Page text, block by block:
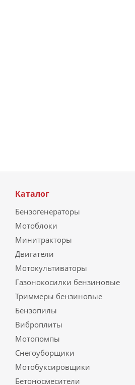
Каталог
Бензогенераторы
Мотоблоки
Минитракторы
Двигатели
Мотокультиваторы
Газонокосилки бензиновые
Триммеры бензиновые
Бензопилы
Виброплиты
Мотопомпы
Снегоуборщики
Мотобуксировщики
Бетоносмесители